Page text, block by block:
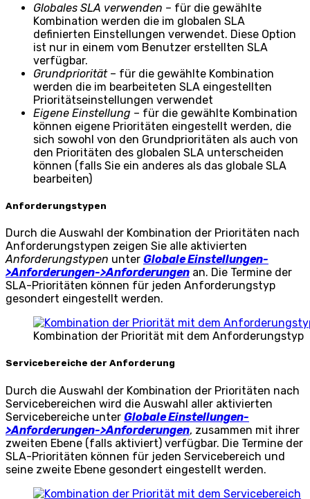
Globales SLA verwenden – für die gewählte
Kombination werden die im globalen SLA
definierten Einstellungen verwendet. Diese Option
ist nur in einem vom Benutzer erstellten SLA
verfügbar.
Grundpriorität– für die gewählte Kombination
werden die im bearbeiteten SLA eingestellten
Prioritätseinstellungen verwendet
Eigene Einstellung – für die gewählte Kombination
können eigene Prioritäten eingestellt werden, die
sich sowohl von den Grundprioritäten als auch von
den Prioritäten des globalen SLA unterscheiden
können (falls Sie ein anderes als das globale SLA
bearbeiten)
Anforderungstypen
Durch die Auswahl der Kombination der Prioritäten nach
Anforderungstypen zeigen Sie alle aktivierten
Anforderungstypen unter Globale Einstellungen-
>Anforderungen->Anforderungen an. Die Termine der
SLA-Prioritäten können für jeden Anforderungstyp
gesondert eingestellt werden.
Kombination der Priorität mit dem Anforderungstyp
Servicebereiche der Anforderung
Durch die Auswahl der Kombination der Prioritäten nach
Servicebereichen wird die Auswahl aller aktivierten
Servicebereiche unter Globale Einstellungen-
>Anforderungen->Anforderungen, zusammen mit ihrer
zweiten Ebene (falls aktiviert) verfügbar. Die Termine der
SLA-Prioritäten können für jeden Servicebereich und
seine zweite Ebene gesondert eingestellt werden.